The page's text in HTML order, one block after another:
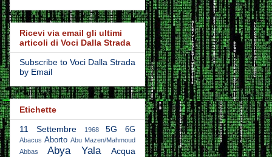
Ricevi via email gli ultimi
articoli di Voci Dalla Strada
Subscribe to Voci Dalla Strada
by Email
Etichette
11 Settembre
1968 5G 6G
Abacus Aborto Abu Mazen/Mahmoud
Abbas
Abya Yala Acqua